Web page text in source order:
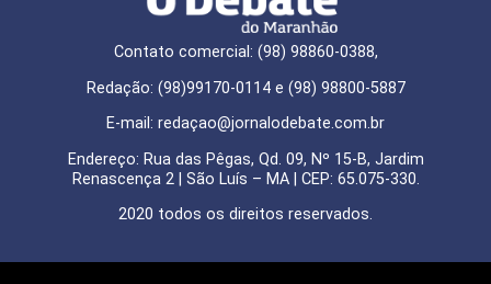
Contato comercial: (98) 98860-0388,
Redação: (98)99170-0114 e (98) 98800-5887
E-mail: redaçao@jornalodebate.com.br
Endereço: Rua das Pêgas, Qd. 09, Nº 15-B, Jardim
Renascença 2 | São Luís – MA | CEP: 65.075-330.
2020 todos os direitos reservados.